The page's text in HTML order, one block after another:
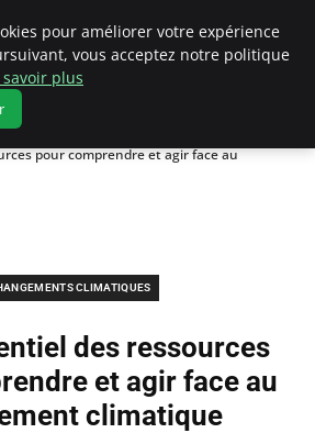
pour comprendre et agir face au
CLIMATIQUES
des ressources
et agir face au
climatique
pour améliorer votre expérience
vous acceptez notre politique
savoir plus